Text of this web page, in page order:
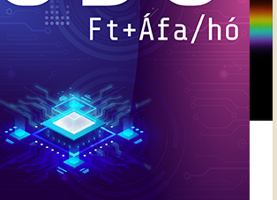
Barbie – Varázslatos
utazás 11